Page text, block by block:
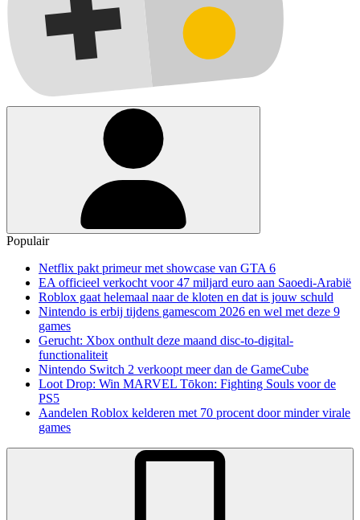
Populair
Netflix pakt primeur met showcase van GTA 6
EA officieel verkocht voor 47 miljard euro aan Saoedi-Arabië
Roblox gaat helemaal naar de kloten en dat is jouw schuld
Nintendo is erbij tijdens gamescom 2026 en wel met deze 9
games
Gerucht: Xbox onthult deze maand disc-to-digital-
functionaliteit
Nintendo Switch 2 verkoopt meer dan de GameCube
Loot Drop: Win MARVEL Tōkon: Fighting Souls voor de
PS5
Aandelen Roblox kelderen met 70 procent door minder virale
games